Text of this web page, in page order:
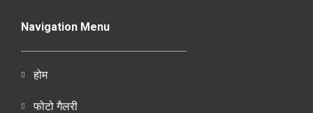
Navigation Menu
होम
फोटो गैलरी